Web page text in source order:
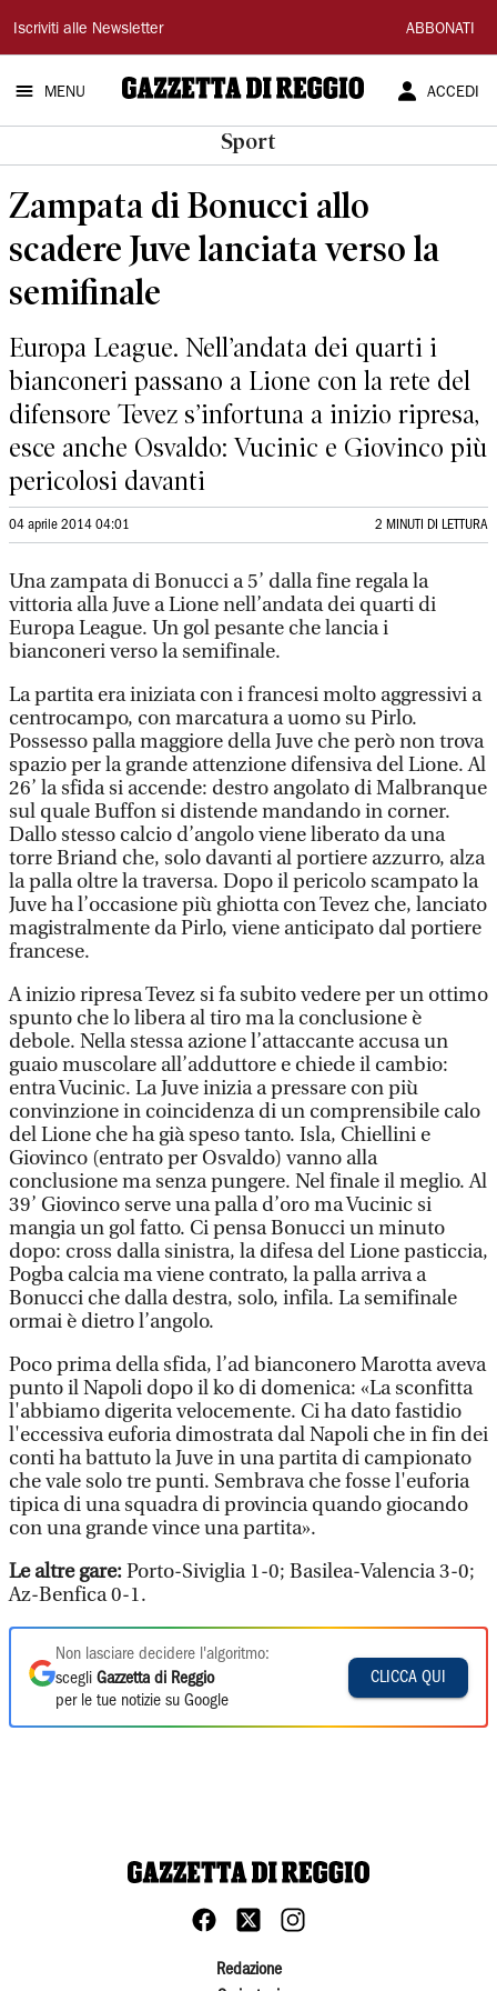
Gazzetta
di
Reggio
Iscriviti alle Newsletter ABBONATI
MENU ACCEDI
Sport
Zampata di Bonucci allo
scadere Juve lanciata verso la
semifinale
Europa League. Nell’andata dei quarti i
bianconeri passano a Lione con la rete del
difensore Tevez s’infortuna a inizio ripresa,
esce anche Osvaldo: Vucinic e Giovinco più
pericolosi davanti
04 aprile 2014 04:01 2 MINUTI DI LETTURA
Una zampata di Bonucci a 5’ dalla fine regala la
vittoria alla Juve a Lione nell’andata dei quarti di
Europa League. Un gol pesante che lancia i
bianconeri verso la semifinale.
La partita era iniziata con i francesi molto aggressivi a
centrocampo, con marcatura a uomo su Pirlo.
Possesso palla maggiore della Juve che però non trova
spazio per la grande attenzione difensiva del Lione. Al
26’ la sfida si accende: destro angolato di Malbranque
sul quale Buffon si distende mandando in corner.
Dallo stesso calcio d’angolo viene liberato da una
torre Briand che, solo davanti al portiere azzurro, alza
la palla oltre la traversa. Dopo il pericolo scampato la
Juve ha l’occasione più ghiotta con Tevez che, lanciato
magistralmente da Pirlo, viene anticipato dal portiere
francese.
A inizio ripresa Tevez si fa subito vedere per un ottimo
spunto che lo libera al tiro ma la conclusione è
debole. Nella stessa azione l’attaccante accusa un
guaio muscolare all’adduttore e chiede il cambio:
entra Vucinic. La Juve inizia a pressare con più
convinzione in coincidenza di un comprensibile calo
del Lione che ha già speso tanto. Isla, Chiellini e
Giovinco (entrato per Osvaldo) vanno alla
conclusione ma senza pungere. Nel finale il meglio. Al
39’ Giovinco serve una palla d’oro ma Vucinic si
mangia un gol fatto. Ci pensa Bonucci un minuto
dopo: cross dalla sinistra, la difesa del Lione pasticcia,
Pogba calcia ma viene contrato, la palla arriva a
Bonucci che dalla destra, solo, infila. La semifinale
ormai è dietro l’angolo.
Poco prima della sfida, l’ad bianconero Marotta aveva
punto il Napoli dopo il ko di domenica: «La sconfitta
l'abbiamo digerita velocemente. Ci ha dato fastidio
l'eccessiva euforia dimostrata dal Napoli che in fin dei
conti ha battuto la Juve in una partita di campionato
che vale solo tre punti. Sembrava che fosse l'euforia
tipica di una squadra di provincia quando giocando
con una grande vince una partita».
Le altre gare:Porto-Siviglia 1-0; Basilea-Valencia 3-0;
Az-Benfica 0-1.
Non lasciare decidere l'algoritmo:
scegli Gazzetta di Reggio
per le tue notizie su Google
CLICCA QUI
Redazione